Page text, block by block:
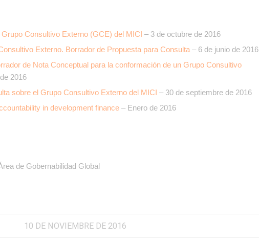
Consultivo Externo (GCE) del MICI – 3 de octubre de 2016
Externo. Borrador de Propuesta para Consulta – 6 de junio de 2016
de Nota Conceptual para la conformación de un Grupo Consultivo
2016
sobre el Grupo Consultivo Externo del MICI – 30 de septiembre de 2016
in development finance – Enero de 2016
de Gobernabilidad Global
10 DE NOVIEMBRE DE 2016